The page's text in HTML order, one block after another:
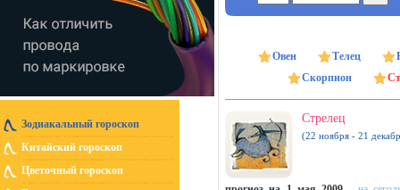
Зодиакальный гороскоп
Китайский гороскоп
Цветочный гороскоп
Овен Телец
Скорпион
Стрелец
(22 ноября - 21